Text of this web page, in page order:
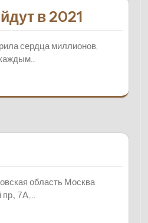
в 2021
сердца миллионов,
область Москва
7А,…